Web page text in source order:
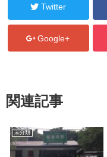
Twitter
Google+
関連記事
未分類